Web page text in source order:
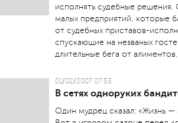
исполнять судебные решения.
малых предприятий, которые
от судебных приставов-
спускающие на незваных
длительные бега от
01/02/2007 07:53
В сетях одноруких
Один мудрец сказал: «Жизнь